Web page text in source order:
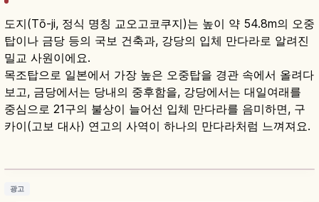
도지(Tō-ji, 정식 명칭 교오고코쿠지)는 높이 약 54.8m의 오중
탑이나 금당 등의 국보 건축과, 강당의 입체 만다라로 알려진
밀교 사원이에요.
목조탑으로 일본에서 가장 높은 오중탑을 경관 속에서 올려다
보고, 금당에서는 당내의 중후함을, 강당에서는 대일여래를
중심으로 21구의 불상이 늘어선 입체 만다라를 음미하면, 구
카이(고보 대사) 연고의 사역이 하나의 만다라처럼 느껴져요.
도지｜교토 진언종 총본산 세계유산과 국보 오
광고